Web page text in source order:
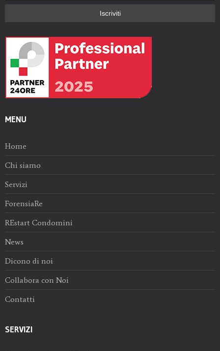
MENU
Home
Chi siamo
Servizi
ForensiaRe
REstart Condomini
News
Dicono di noi
Collabora con Noi
Contatti
SERVIZI